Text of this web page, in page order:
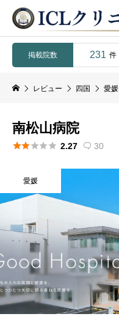
掲載院数 231 件
レビュー 四国 愛媛
南松山病院
 2.27  30
愛媛